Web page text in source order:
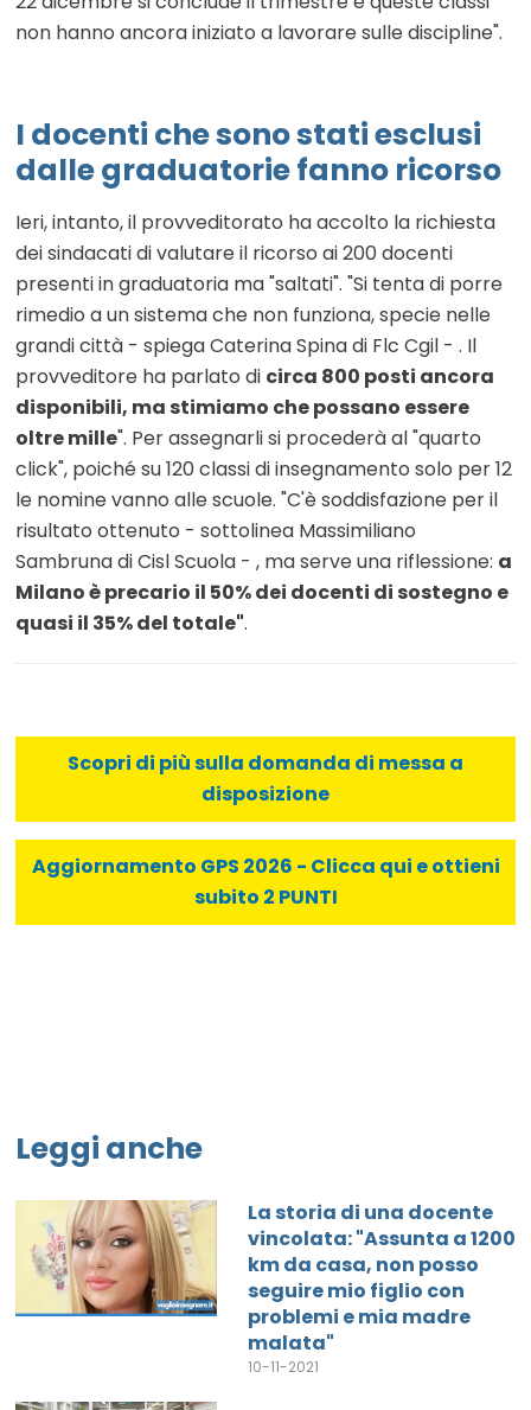
non hanno ancora iniziato a lavorare sulle discipline".
I docenti che sono stati esclusi
dalle graduatorie fanno ricorso
Ieri, intanto, il provveditorato ha accolto la richiesta
dei sindacati di valutare il ricorso ai 200 docenti
presenti in graduatoria ma "saltati". "Si tenta di porre
rimedio a un sistema che non funziona, specie nelle
grandi città - spiega Caterina Spina di Flc Cgil - . Il
provveditore ha parlato di circa 800 posti ancora
disponibili, ma stimiamo che possano essere
oltre mille". Per assegnarli si procederà al "quarto
click", poiché su 120 classi di insegnamento solo per 12
le nomine vanno alle scuole. "C'è soddisfazione per il
risultato ottenuto - sottolinea Massimiliano
Sambruna di Cisl Scuola - , ma serve una riflessione: a
Milano è precario il 50% dei docenti di sostegno e
quasi il 35% del totale".
Scopri di più sulla domanda di messa a
disposizione
Aggiornamento GPS 2026 - Clicca qui e ottieni
subito 2 PUNTI
Leggi anche
La storia di una docente
vincolata: "Assunta a 1200
km da casa, non posso
seguire mio figlio con
problemi e mia madre
malata"
10-11-2021